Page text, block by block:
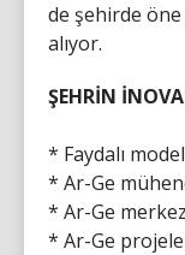
de şehirde
alıyor.
ŞEHRİN
* Faydalı
* Ar-Ge
* Ar-Ge
* Ar-Ge